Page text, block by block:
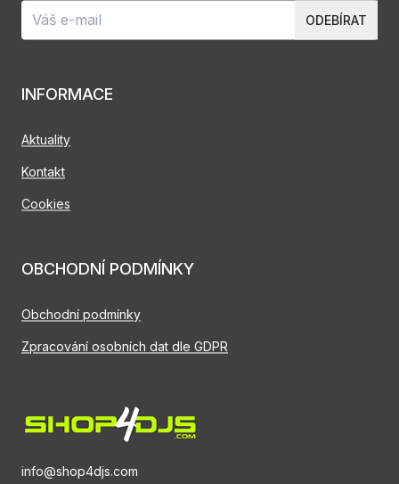
info@shop4djs.com
INFORMACE
Aktuality
Kontakt
Cookies
OBCHODNÍ PODMÍNKY
Obchodní podmínky
Zpracování osobních dat dle GDPR
ODEBÍRAT